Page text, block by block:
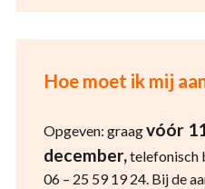
Hoe moet ik mij
Opgeven: graagvóór
december,telefonisch
06 – 25 59 19 24. Bij de